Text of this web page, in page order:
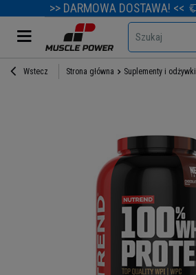
>> DARMOWA DOSTAWA! <<
Szukaj
Wstecz Strona główna Suplementy i odżywki